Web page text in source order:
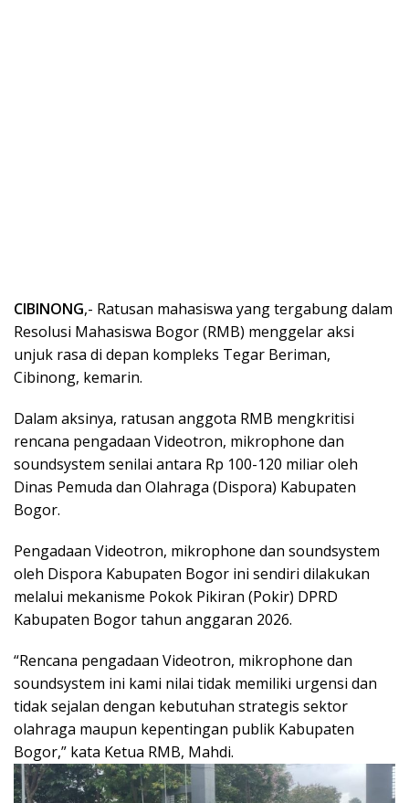
CIBINONG,- Ratusan mahasiswa yang tergabung dalam
Resolusi Mahasiswa Bogor (RMB) menggelar aksi
unjuk rasa di depan kompleks Tegar Beriman,
Cibinong, kemarin.
Dalam aksinya, ratusan anggota RMB mengkritisi
rencana pengadaan Videotron, mikrophone dan
soundsystem senilai antara Rp 100-120 miliar oleh
Dinas Pemuda dan Olahraga (Dispora) Kabupaten
Bogor.
Pengadaan Videotron, mikrophone dan soundsystem
oleh Dispora Kabupaten Bogor ini sendiri dilakukan
melalui mekanisme Pokok Pikiran (Pokir) DPRD
Kabupaten Bogor tahun anggaran 2026.
“Rencana pengadaan Videotron, mikrophone dan
soundsystem ini kami nilai tidak memiliki urgensi dan
tidak sejalan dengan kebutuhan strategis sektor
olahraga maupun kepentingan publik Kabupaten
Bogor,” kata Ketua RMB, Mahdi.